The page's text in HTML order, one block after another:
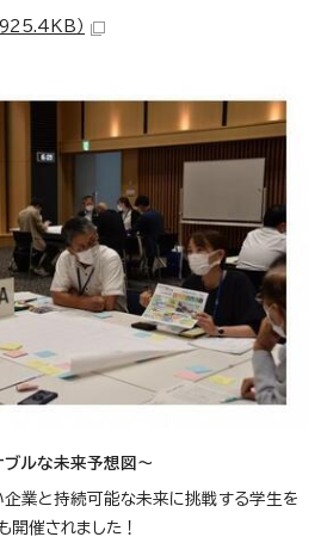
925.4KB）
ルな未来予想図～
業と持続可能な未来に挑戦する学生を
開催されました！